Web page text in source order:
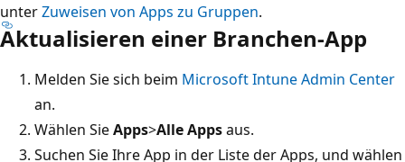
unterZuweisen von Apps zu Gruppen.
Aktualisieren einer Branchen-App
Melden Sie sich beim Microsoft Intune Admin Center
an.
Wählen SieApps>Alle Appsaus.
Suchen Sie Ihre App in der Liste der Apps, und wählen